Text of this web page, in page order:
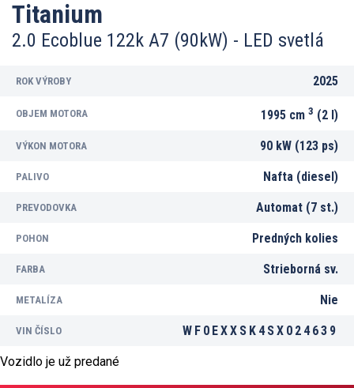
Titanium
2.0 Ecoblue 122k A7 (90kW) - LED svetlá
ROK VÝROBY 2025
OBJEM MOTORA 1995 cm 3 (2 l)
VÝKON MOTORA 90 kW (123 ps)
PALIVO Nafta (diesel)
PREVODOVKA Automat (7 st.)
POHON Predných kolies
FARBA Strieborná sv.
METALÍZA Nie
VIN ČÍSLO WF0EXXSK4SX024639
Vozidlo je už predané